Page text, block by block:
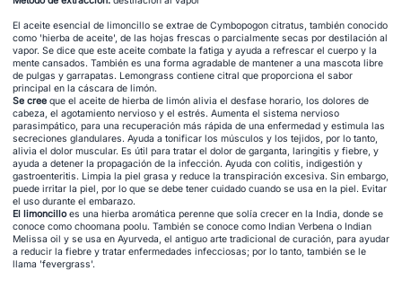
El aceite esencial de limoncillo se extrae de Cymbopogon citratus, también conocido
como 'hierba de aceite', de las hojas frescas o parcialmente secas por destilación al
vapor. Se dice que este aceite combate la fatiga y ayuda a refrescar el cuerpo y la
mente cansados. También es una forma agradable de mantener a una mascota libre
de pulgas y garrapatas. Lemongrass contiene citral que proporciona el sabor
principal en la cáscara de limón.
Se cree que el aceite de hierba de limón alivia el desfase horario, los dolores de
cabeza, el agotamiento nervioso y el estrés. Aumenta el sistema nervioso
parasimpático, para una recuperación más rápida de una enfermedad y estimula las
secreciones glandulares. Ayuda a tonificar los músculos y los tejidos, por lo tanto,
alivia el dolor muscular. Es útil para tratar el dolor de garganta, laringitis y fiebre, y
ayuda a detener la propagación de la infección. Ayuda con colitis, indigestión y
gastroenteritis. Limpia la piel grasa y reduce la transpiración excesiva. Sin embargo,
puede irritar la piel, por lo que se debe tener cuidado cuando se usa en la piel. Evitar
el uso durante el embarazo.
El limoncilloes una hierba aromática perenne que solía crecer en la India, donde se
conoce como choomana poolu. También se conoce como Indian Verbena o Indian
Melissa oil y se usa en Ayurveda, el antiguo arte tradicional de curación, para ayudar
a reducir la fiebre y tratar enfermedades infecciosas; por lo tanto, también se le
llama 'fevergrass'.